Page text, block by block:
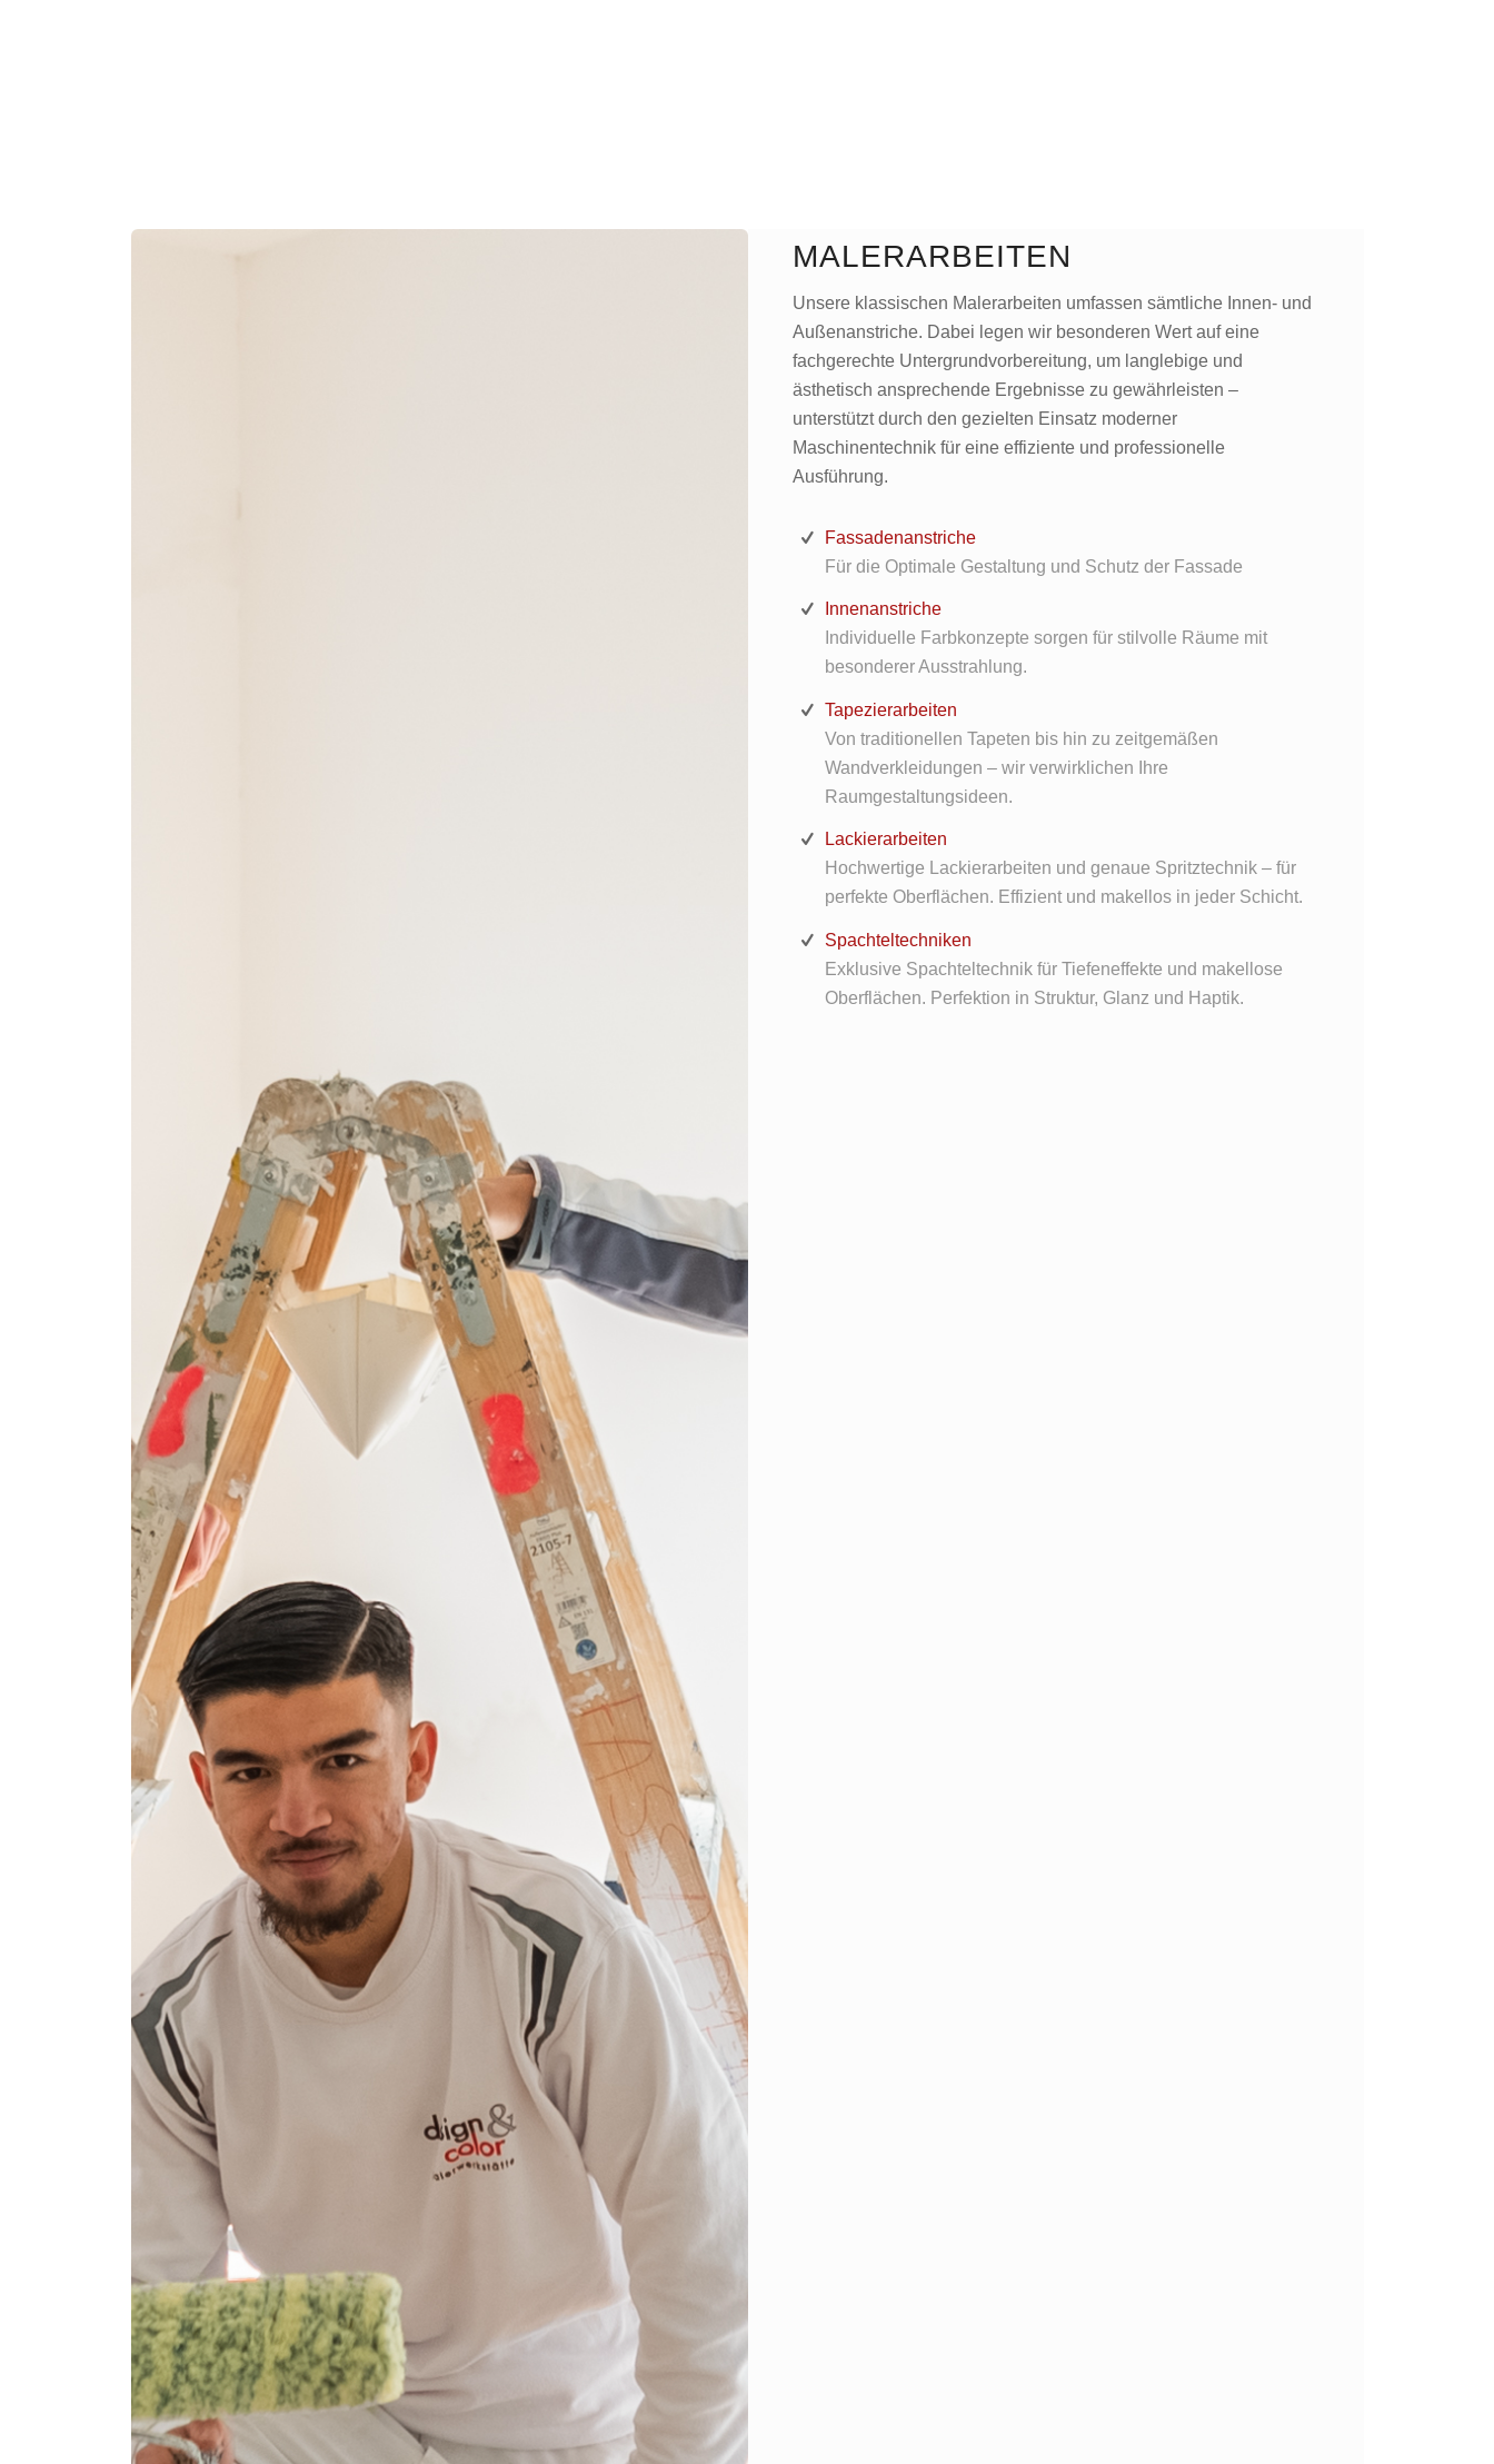
MALERARBEITEN
Unsere klassischen Malerarbeiten umfassen sämtliche Innen- und
Außenanstriche. Dabei legen wir besonderen Wert auf eine
fachgerechte Untergrundvorbereitung, um langlebige und
ästhetisch ansprechende Ergebnisse zu gewährleisten –
unterstützt durch den gezielten Einsatz moderner
Maschinentechnik für eine effiziente und professionelle
Ausführung.
Fassadenanstriche
Für die Optimale Gestaltung und Schutz der Fassade
Innenanstriche
Individuelle Farbkonzepte sorgen für stilvolle Räume mit
besonderer Ausstrahlung.
Tapezierarbeiten
Von traditionellen Tapeten bis hin zu zeitgemäßen
Wandverkleidungen – wir verwirklichen Ihre
Raumgestaltungsideen.
Lackierarbeiten
Hochwertige Lackierarbeiten und genaue Spritztechnik – für
perfekte Oberflächen. Effizient und makellos in jeder Schicht.
Spachteltechniken
Exklusive Spachteltechnik für Tiefeneffekte und makellose
Oberflächen. Perfektion in Struktur, Glanz und Haptik.